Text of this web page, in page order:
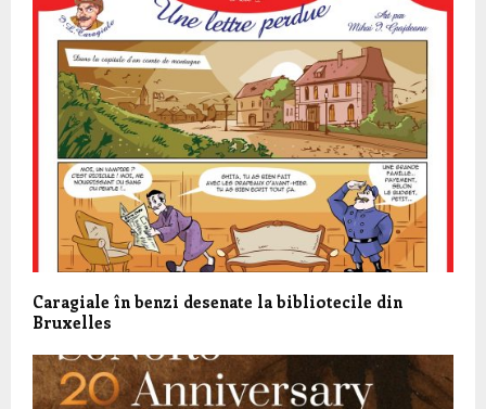
Caragiale în benzi desenate la bibliotecile din
Bruxelles